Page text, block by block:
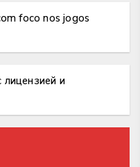
foco nos jogos
и